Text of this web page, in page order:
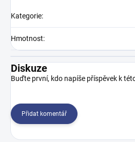
Kategorie:
Hmotnost:
Diskuze
Buďte první, kdo napíše příspěvek k
Přidat komentář